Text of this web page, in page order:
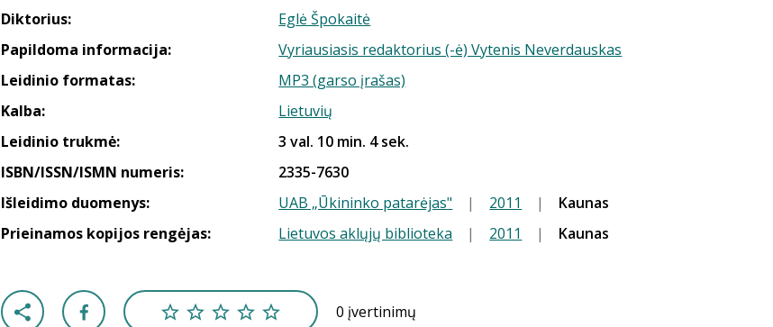
Diktorius:
Eglė Špokaitė
Papildoma informacija:
Vyriausiasis redaktorius (-ė) Vytenis Neverdauskas
Leidinio formatas:
MP3 (garso įrašas)
Kalba:
Lietuvių
Leidinio trukmė:
3 val. 10 min. 4 sek.
ISBN/ISSN/ISMN numeris:
2335-7630
Išleidimo duomenys:
UAB „Ūkininko patarėjas" | 2011 |
Kaunas
Prieinamos kopijos rengėjas:
Lietuvos aklųjų biblioteka | 2011 | Kaunas
0 įvertinimų